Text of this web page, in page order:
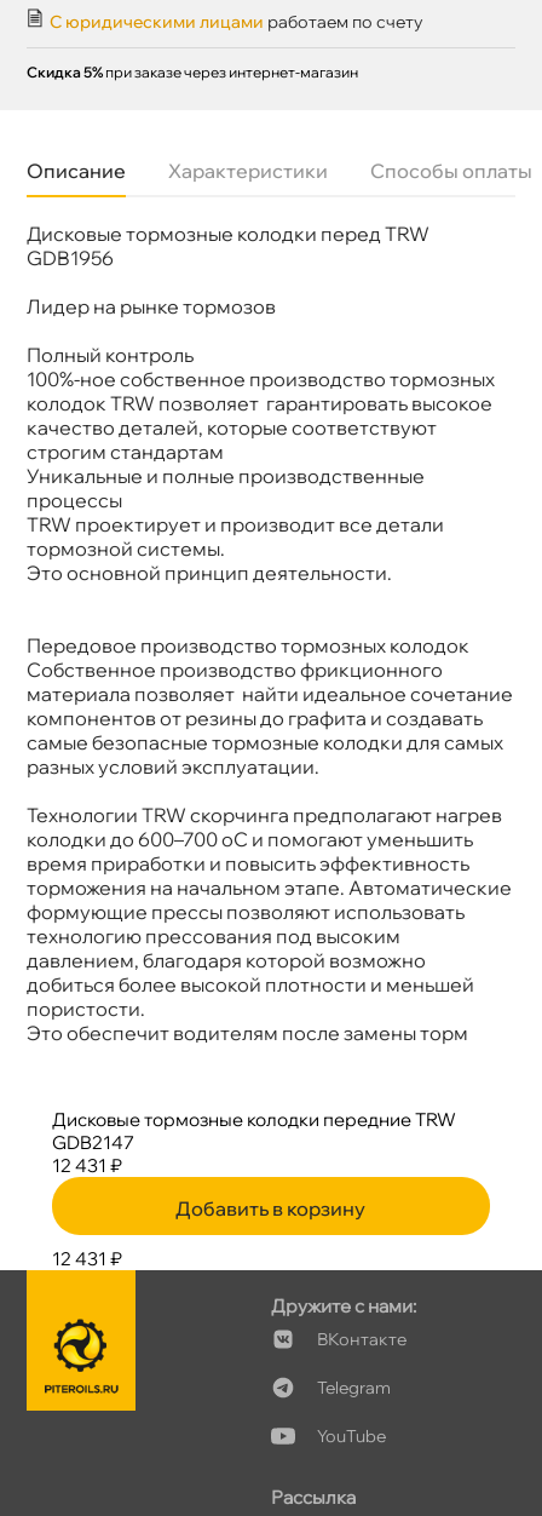
С юридическими лицами работаем по счету
Скидка 5% при заказе через интернет-магазин
Описание Характеристики Способы оплаты
Дисковые тормозные колодки перед TRW
GDB1956
Лидер на рынке тормозо
Полный контроль
100%-ное собственное производство тормозных
колодок TRW позволяет гарантировать высокое
качество деталей, которые соответствуют
строгим стандартам
Уникальные и полные производственные
процессы
TRW проектирует и производит все детали
тормозной системы.
Это основной принцип деятельности.
Передовое производство тормозных колодок
Собственное производство фрикционного
материала позволяет найти идеальное сочетание
компонентов от резины до графита и создавать
самые безопасные тормозные колодки для самых
разных условий эксплуатации.
Технологии TRW скорчинга предполагают нагре
колодки до 600–700 oC и помогают уменьшить
ремя приработки и повысить эффективность
торможения на начальном этапе. Автоматические
формующие прессы позволяют использовать
технологию прессования под высоким
давлением, благодаря которой возможно
добиться более высокой плотности и меньшей
пористости.
Это обеспечит водителям после замены торм
Бренд
TRW
Артикул
Дисковые тормозные колодки передние TRW
GDB2147
12 431 ₽
Добавить в корзину
12 431 ₽
Дружите с нами:
Контакте
Telegram
YouTube
Рассылка